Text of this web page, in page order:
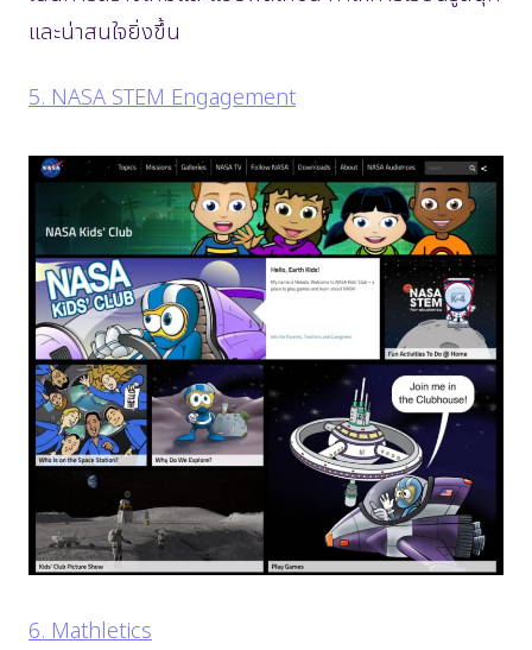
และน่าสนใจยิ่งขึ้น
5. NASA STEM Engagement
6. Mathletics